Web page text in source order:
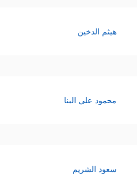
هيثم الدخين
محمود علي البنا
سعود الشريم